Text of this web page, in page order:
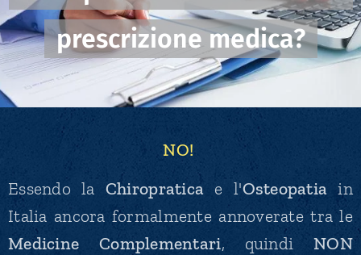
prescrizione medica?
NO!
Essendo la Chiropratica e l'Osteopatia in
Italia ancora formalmente annoverate tra le
Medicine Complementari, quindiNON